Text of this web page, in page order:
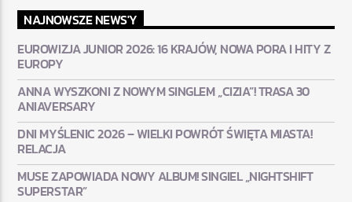
NAJNOWSZE NEWS'Y
EUROWIZJA JUNIOR 2026: 16 KRAJÓW, NOWA PORA I HITY Z
EUROPY
ANNA WYSZKONI Z NOWYM SINGLEM „CIZIA”! TRASA 30
ANIAVERSARY
DNI MYŚLENIC 2026 – WIELKI POWRÓT ŚWIĘTA MIASTA!
RELACJA
MUSE ZAPOWIADA NOWY ALBUM! SINGIEL „NIGHTSHIFT
SUPERSTAR”